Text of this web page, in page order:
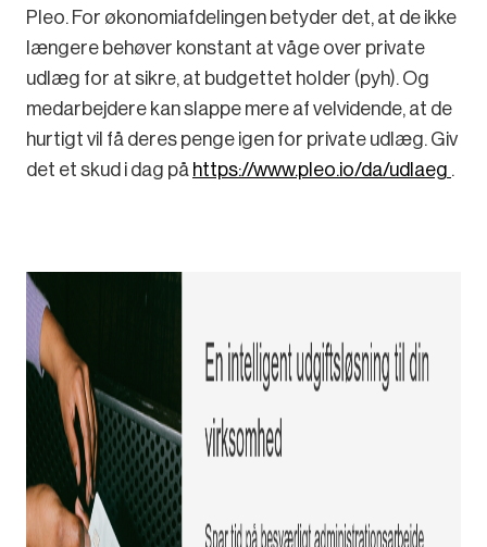
Pleo. For økonomiafdelingen betyder det, at de ikke
længere behøver konstant at våge over private
udlæg for at sikre, at budgettet holder (pyh). Og
medarbejdere kan slappe mere af velvidende, at de
hurtigt vil få deres penge igen for private udlæg. Giv
det et skud i dag på https://www.pleo.io/da/udlaeg .